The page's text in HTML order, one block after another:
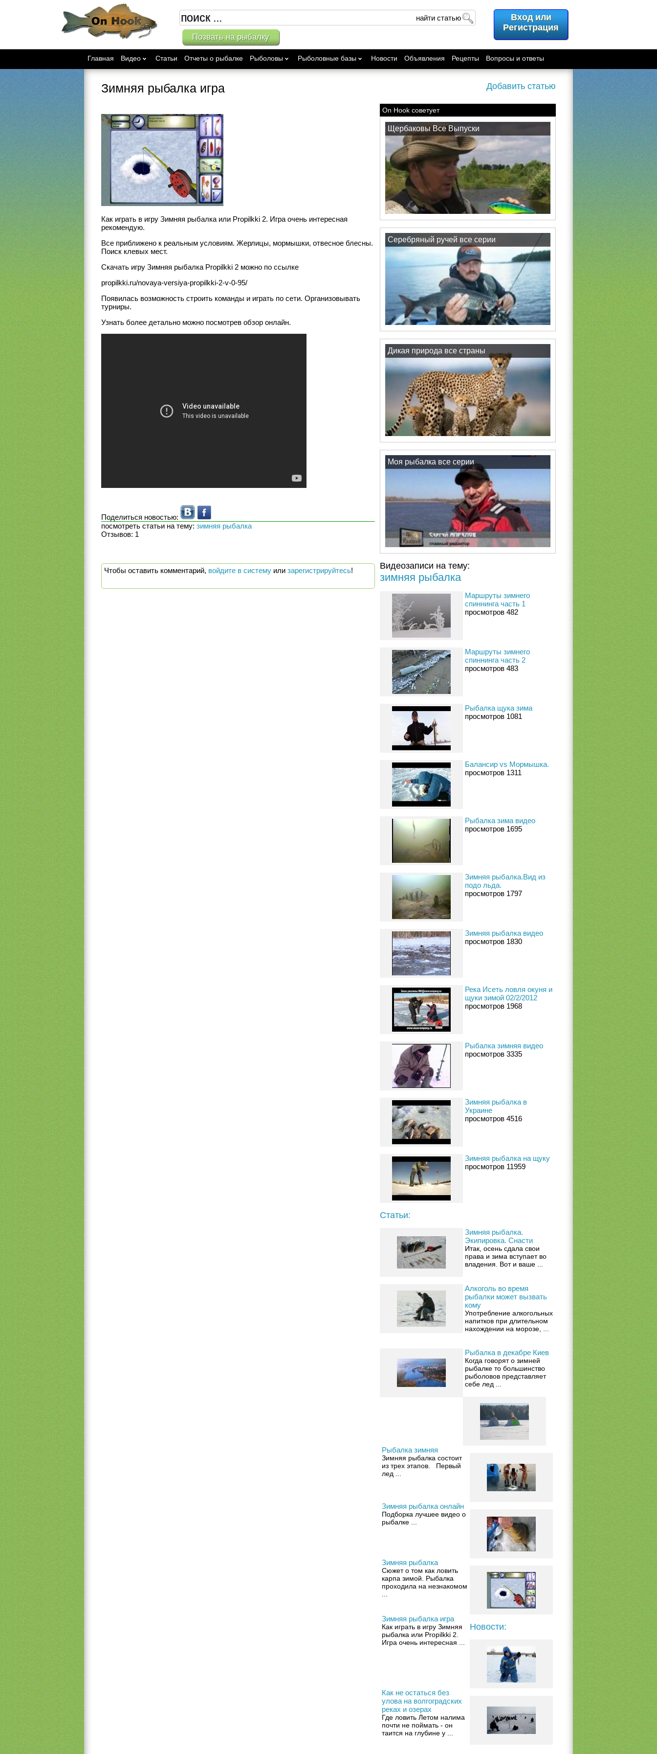
Позвать на рыбалку
найти статью
Вход или
Регистрация
Главная Видео Статьи Отчеты о рыбалке Рыболовы Рыболовные базы Новости Объявления Рецепты Вопросы и ответы
Добавить статью
Зимняя рыбалка игра
Как играть в игру Зимняя рыбалка или Propilkki 2. Игра очень интересная
рекомендую.
Все приближено к реальным условиям. Жерлицы, мормышки, отвесное блесны.
Поиск клевых мест.
Скачать игру Зимняя рыбалка Propilkki 2 можно по ссылке
propilkki.ru/novaya-versiya-propilkki-2-v-0-95/
Появилась возможность строить команды и играть по сети. Организовывать
турниры.
Узнать более детально можно посмотрев обзор онлайн.
Поделиться новостью:
посмотреть статьи на тему: зимняя рыбалка
Отзывов: 1
Чтобы оставить комментарий, войдите в систему или зарегистрируйтесь!
On Hook советует
Щербаковы Все Выпуски
Серебряный ручей все серии
Дикая природа все страны
Моя рыбалка все серии
Видеозаписи на тему:
зимняя рыбалка
Маршруты зимнего
спиннинга часть 1
просмотров 482
Маршруты зимнего
спиннинга часть 2
просмотров 483
Рыбалка щука зима
просмотров 1081
Балансир vs Мормышка.
просмотров 1311
Рыбалка зима видео
просмотров 1695
Зимняя рыбалка.Вид из
подо льда.
просмотров 1797
Зимняя рыбалка видео
просмотров 1830
Река Исеть ловля окуня и
щуки зимой 02/2/2012
просмотров 1968
Рыбалка зимняя видео
просмотров 3335
Зимняя рыбалка в
Украине
просмотров 4516
Зимняя рыбалка на щуку
просмотров 11959
Статьи:
Зимняя рыбалка.
Экипировка. Снасти
Итак, осень сдала свои
права и зима вступает во
владения. Вот и ваше ...
Алкоголь во время
рыбалки может вызвать
кому
Употребление алкогольных
напитков при длительном
нахождении на морозе, ...
Рыбалка в декабре Киев
Когда говорят о зимней
рыбалке то большинство
рыболовов представляет
себе лед ...
Рыбалка зимняя
Зимняя рыбалка состоит
из трех этапов. Первый
лед ...
Зимняя рыбалка онлайн
Подборка лучшее видео о
рыбалке ...
Зимняя рыбалка
Сюжет о том как ловить
карпа зимой. Рыбалка
проходила на незнакомом
Зимняя рыбалка игра
Как играть в игру Зимняя
рыбалка или Propilkki 2.
Игра очень интересная ...
Новости:
Как не остаться без
улова на волгоградских
реках и озерах
Где ловить Летом налима
почти не поймать - он
таится на глубине у ...